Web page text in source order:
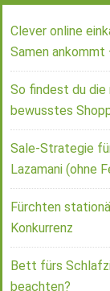
Clever online
Samen ankommt
So findest du
bewusstes
Sale-Strategie
Lazamani (ohne
Fürchten
Konkurrenz
Bett fürs
beachten?